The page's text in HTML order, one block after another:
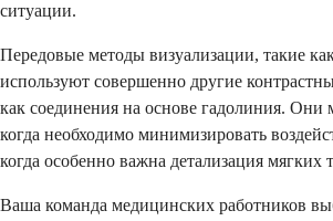
ситуации.
Передовые методы визуализации, такие
используют совершенно другие
как соединения на основе гадолиния. Они
когда необходимо минимизировать
когда особенно важна детализация мягких
Ваша команда медицинских работников